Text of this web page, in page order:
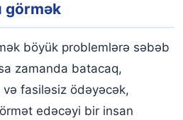
görmək
böyük problemlərə səbəb
zamanda batacaq,
fasiləsiz ödəyəcək,
edəcəyi bir insan